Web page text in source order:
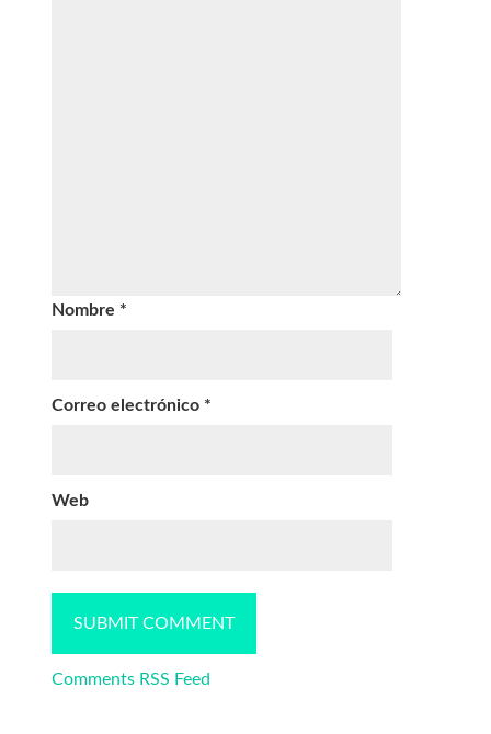
Nombre *
Correo electrónico *
Web
Comments RSS Feed